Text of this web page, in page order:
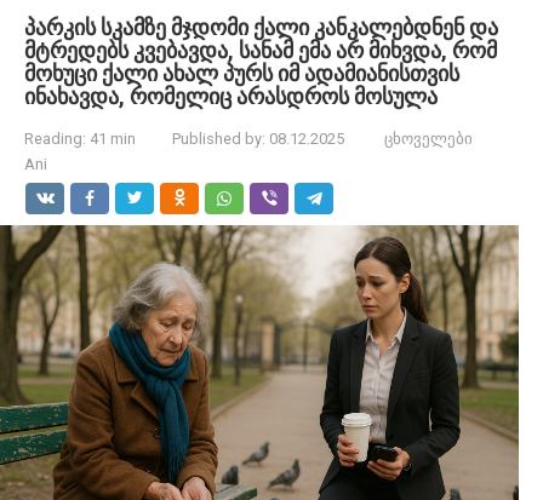
პარკის სკამზე მჯდომი ქალი კანკალებდნენ და
მტრედებს კვებავდა, სანამ ემა არ მიხვდა, რომ
მოხუცი ქალი ახალ პურს იმ ადამიანისთვის
ინახავდა, რომელიც არასდროს მოსულა
Reading: 41 min Published by: 08.12.2025
ცხოველები
Ani